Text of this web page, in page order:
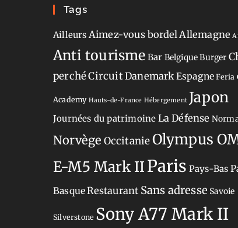
Tags
Ailleurs Aimez-vous bordel Allemagne
Anti tourisme Bar BelgiqueBurger
perchéCircuitDanemark Espagne Feria
Academy Hauts-de-France Hébergement Japon
Journées du patrimoine La Défense
Norvège OccitanieOlympus
E-M5 Mark IIParis Pays-Bas
BasqueRestaurant Sans adresse Savoie
Silverstone Sony A77 Mark II